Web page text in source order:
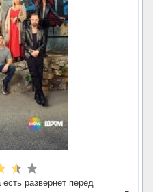
развернет перед